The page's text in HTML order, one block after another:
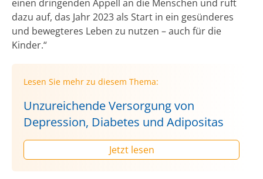
einen dringenden Appell an die Menschen und ruft
dazu auf, das Jahr 2023 als Start in ein gesünderes
und bewegteres Leben zu nutzen – auch für die
Kinder.“
Lesen Sie mehr zu diesem Thema:
Unzureichende Versorgung von
Depression, Diabetes und Adipositas
Jetzt lesen